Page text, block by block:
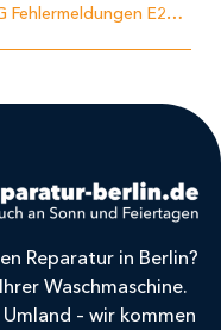
AEG Fehlermeldungen E22 – Fehler im Drucksensor
Reparatur in Berlin?
Waschmaschine.
– wir kommen